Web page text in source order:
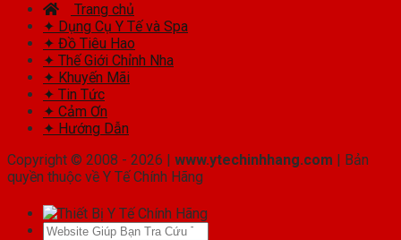
Trang chủ
✦ Dụng Cụ Y Tế và Spa
✦ Đồ Tiêu Hao
✦ Thế Giới Chỉnh Nha
✦ Khuyến Mãi
✦ Tin Tức
✦ Cảm Ơn
✦ Hướng Dẫn
Copyright © 2008 - 2026 |
www.ytechinhhang.com | Bản
quyền thuộc về Y Tế Chính Hãng
Tìm